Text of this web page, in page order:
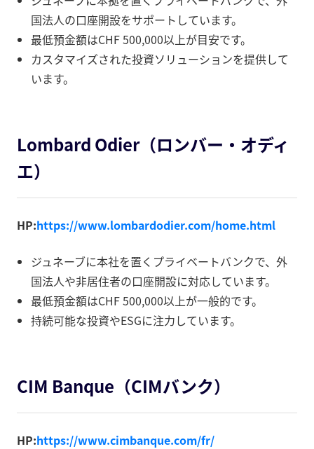
国法人の口座開設をサポートしています。
最低預金額はCHF 500,000以上が目安です。
カスタマイズされた投資ソリューションを提供して
います。
Lombard Odier（ロンバー・オディ
エ）
HP:https://www.lombardodier.com/home.html
ジュネーブに本社を置くプライベートバンクで、外
国法人や非居住者の口座開設に対応しています。
最低預金額はCHF 500,000以上が一般的です。
持続可能な投資やESGに注力しています。
CIM Banque（CIMバンク）
HP:https://www.cimbanque.com/fr/